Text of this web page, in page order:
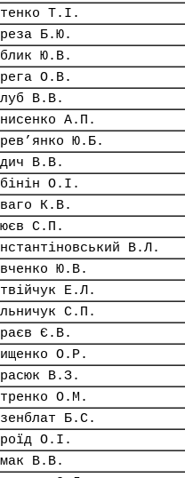
Т.І.
Б.Ю.
Ю.В.
О.В.
В.В.
А.П.
Ю.Б.
В.В.
О.І.
К.В.
С.П.
В.Л.
Ю.В.
Е.Л.
С.П.
Є.В.
О.Р.
В.З.
О.М.
Б.С.
О.І.
В.В.